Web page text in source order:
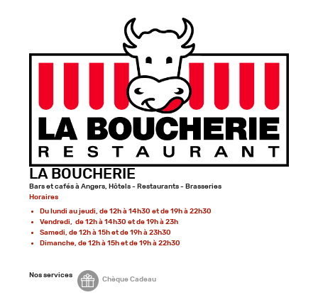
LA BOUCHERIE
Bars et cafés à Angers, Hôtels - Restaurants - Brasseries
Horaires
Du lundi au jeudi, de 12h à 14h30 et de 19h à 22h30
Vendredi, de 12h à 14h30 et de 19h à 23h
Samedi, de 12h à 15h et de 19h à 23h30
Dimanche, de 12hà 15h et de 19h à 22h30
Nos services
Chèque Cadeau